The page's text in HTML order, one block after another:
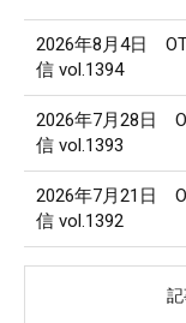
2026年8月4日
信 vol.1394
2026年7月28日
信 vol.1393
2026年7月21日
信 vol.1392